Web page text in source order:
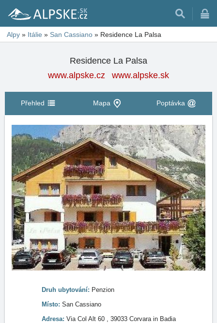
Alpy » Itálie » San Cassiano » Residence La Palsa
Residence La Palsa
www.alpske.cz
www.alpske.sk
Přehled Mapa Poptávka
Druh ubytování: Penzion
Místo: San Cassiano
Adresa: Via Col Alt 60 , 39033 Corvara in Badia